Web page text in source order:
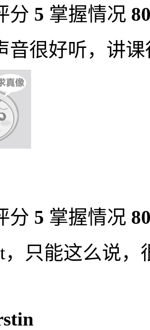
分 5 掌握情况
音很好听，讲
分 5 掌握情况
，只能这么说，